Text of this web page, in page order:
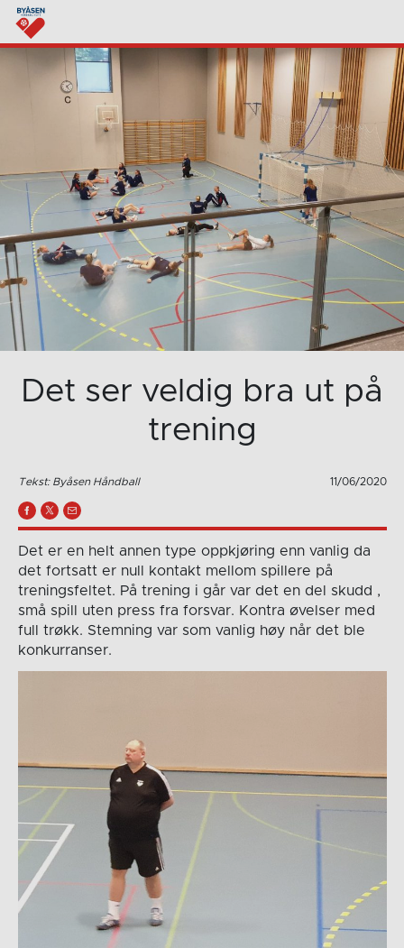
Det ser veldig bra ut på
trening
Tekst: Byåsen Håndball 11/06/2020
Det er en helt annen type oppkjøring enn vanlig da
det fortsatt er null kontakt mellom spillere på
treningsfeltet. På trening i går var det en del skudd ,
små spill uten press fra forsvar. Kontra øvelser med
full trøkk. Stemning var som vanlig høy når det ble
konkurranser.